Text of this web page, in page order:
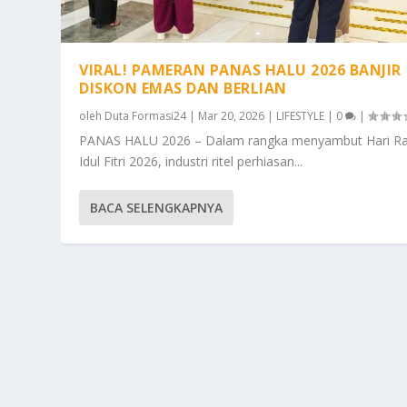
VIRAL! PAMERAN PANAS HALU 2026 BANJIR
DISKON EMAS DAN BERLIAN
oleh Duta Formasi24| Mar 20, 2026 | LIFESTYLE | 0 |
PANAS HALU 2026 – Dalam rangka menyambut Hari
Idul Fitri 2026, industri ritel perhiasan...
BACA SELENGKAPNYA